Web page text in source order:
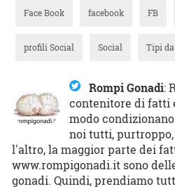
Face Book facebook FB
profili Social Social Tipi da
Rompi Gonadi:
contenitore di fatti
modo
noi tutti,
l'altro, la maggior parte dei
www.rompigonadi.it sono
gonadi. Quindi, prendiamo